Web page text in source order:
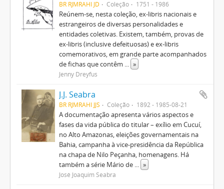
BR RJMRAHI JD Coleção 1751 - 1986
Reúnem-se, nesta coleção, ex-libris nacionais e
estrangeiros de diversas personalidades e
entidades coletivas. Existem, também, provas de
ex-libris (inclusive defeituosas) e ex-libris
comemorativos, em grande parte acompanhados
de fichas que contêm ... »
Jenny Dreyfus
J.J. Seabra
BR RJMRAHI JJS Coleção 1892 - 1985-08-21
A documentação apresenta vários aspectos e
fases da vida pública do titular – exílio em Cucuí,
no Alto Amazonas, eleições governamentais na
Bahia, campanha à vice-presidência da República
na chapa de Nilo Peçanha, homenagens. Há
também a série Mário de ... »
José Joaquim Seabra